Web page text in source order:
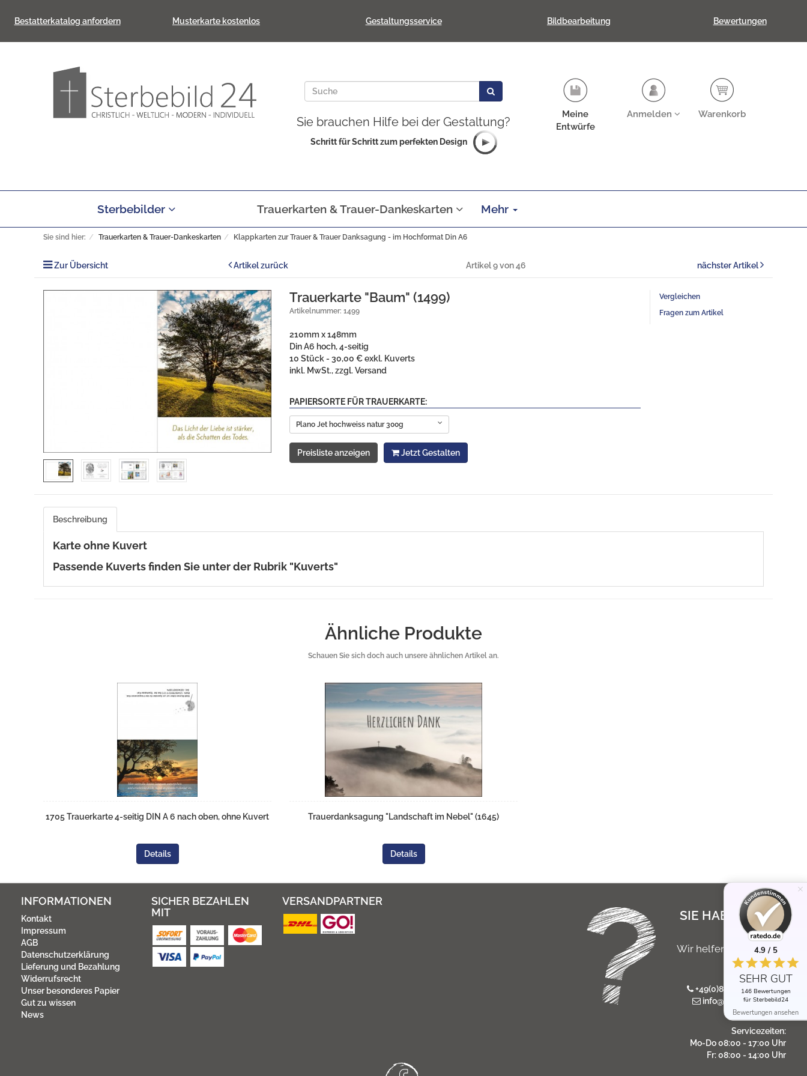
Bestatterkatalog anfordern Musterkarte kostenlos Gestaltungsservice Bildbearbeitung Bewertungen
Sie brauchen Hilfe bei der Gestaltung?
Schritt für Schritt zum perfekten Design
Meine
Entwürfe
Anmelden Warenkorb
Sterbebilder Trauerkarten & Trauer-Dankeskarten Mehr
Sie sind hier: Trauerkarten & Trauer-Dankeskarten Klappkarten zur Trauer & Trauer Danksagung - im Hochformat Din A6
Zur Übersicht Artikel zurück Artikel 9 von 46 nächster Artikel
Trauerkarte "Baum" (1499)
Artikelnummer: 1499
210mm x 148mm
Din A6 hoch, 4-seitig
10 Stück - 30,00 € exkl. Kuverts
inkl. MwSt., zzgl. Versand
PAPIERSORTE FÜR TRAUERKARTE:
Plano Jet hochweiss natur 300g
Preisliste anzeigen Jetzt Gestalten
Vergleichen
Fragen zum Artikel
Beschreibung
Karte ohne Kuvert
Passende Kuverts finden Sie unter der Rubrik "Kuverts"
Ähnliche Produkte
Schauen Sie sich doch auch unsere ähnlichen Artikel an.
1705 Trauerkarte 4-seitig DIN A 6 nach oben, ohne Kuvert
Details
Trauerdanksagung "Landschaft im Nebel" (1645)
Details
INFORMATIONEN
Kontakt
Impressum
AGB
Datenschutzerklärung
Lieferung und Bezahlung
Widerrufsrecht
Unser besonderes Papier
Gut zu wissen
News
SICHER BEZAHLEN
MIT
VERSANDPARTNER
SIE HABEN NOCH
FRAGEN?
Wir helfen Ihnen gerne
persönlich
+49(0)8546 / 975 766 7
info@sterbebild24.de
Servicezeiten:
Mo-Do 08:00 - 17:00 Uhr
Fr: 08:00 - 14:00 Uhr
4.9 / 5
SEHR GUT
146 Bewertungen
für Sterbebild24
Bewertungen ansehen